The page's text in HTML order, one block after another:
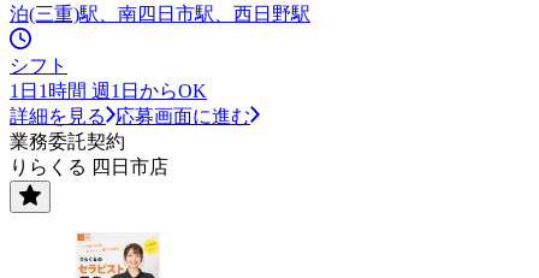
泊(三重)駅、南四日市駅、西日野駅
シフト
1日1時間 週1日からOK
詳細を見る
応募画面に進む
業務委託契約
りらくる 四日市店